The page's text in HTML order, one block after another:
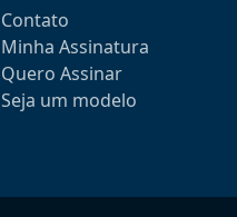
Contato
Minha Assinatura
Quero Assinar
Seja um modelo